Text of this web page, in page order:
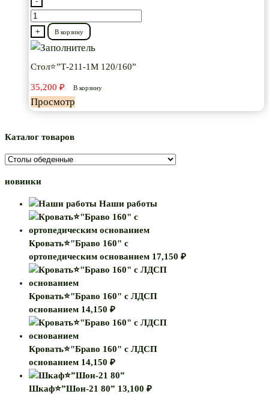
Количество
товара
Стол⭐”Т-211-
+ В корзину
Стол⭐”Т-211-1М 120/160”
35,200 ₽ В корзину
Просмотр
Каталог товаров
новинки
Наши работы
Кровать⭐"Браво 160" с
ортопедическим основанием 17,150 ₽
Кровать⭐"Браво 160" с ЛДСП
основанием 14,150 ₽
Кровать⭐"Браво 160" с ЛДСП
основанием 14,150 ₽
Шкаф⭐”Шон-21 80” 13,100 ₽